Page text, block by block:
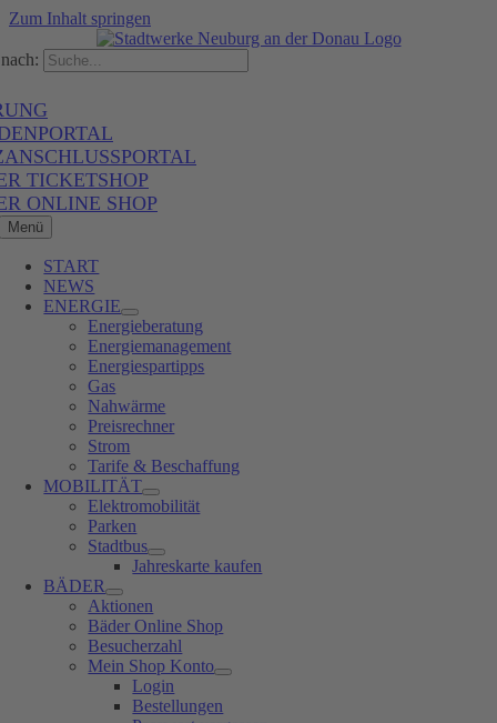
Zum Inhalt springen
TICKETSHOP
ONLINE SHOP
Menü
START
NEWS
ENERGIE
Energieberatung
Energiemanagement
Energiespartipps
Gas
Nahwärme
Preisrechner
Strom
Tarife & Beschaffung
MOBILITÄT
Elektromobilität
Parken
Stadtbus
Jahreskarte kaufen
BÄDER
Aktionen
Bäder Online Shop
Besucherzahl
Mein Shop Konto
Login
Bestellungen